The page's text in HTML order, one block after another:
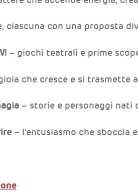
con una proposta
– giochi teatrali e prime
che cresce e si trasmette
– storie e personaggi nati
– l’entusiasmo che sboccia